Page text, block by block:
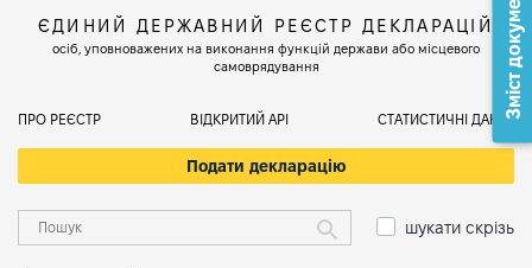
ЄДИНИЙ ДЕРЖАВНИЙ РЕЄСТР ДЕКЛАРАЦІЙ
осіб, уповноважених на виконання функцій держави або місцевого
самоврядування
ПРО РЕЄСТР ВІДКРИТИЙ АРІ СТАТИСТИЧНІ ДАНІ
Подати декларацію
шукати скрізь
Зміст документа